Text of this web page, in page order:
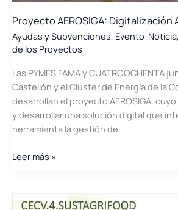
Proyecto AEROSIGA:
Ayudas y Subvenciones, Evento-Noticia,
de los Proyectos
Las PYMES FAMA y CUATROOCHENTA
Castellón y el Clúster de Energía de la
desarrollan el proyecto AEROSIGA,
y desarrollar una solución digital que
herramienta la gestión de
Proyecto
Aeroportuaria
Leer más »